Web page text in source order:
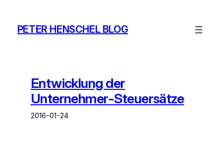
springen
PETER HENSCHEL BLOG
Entwicklung der
Unternehmer-Steuersätze
2016-01-24